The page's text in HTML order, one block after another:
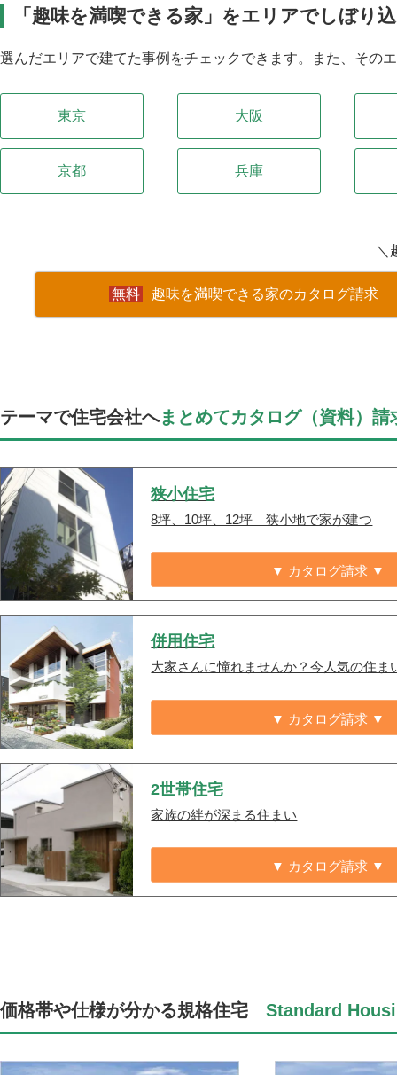
「趣味を満喫できる家」をエリアでしぼり
選んだエリアで建てた事例をチェックできます。また、その
東京 大阪
京都 兵庫
＼
趣味を満喫できる家のカタログ請求
テーマで住宅会社へまとめてカタログ（資料）請
狭小住宅
8坪、10坪、12坪 狭小地で家が建つ
▼ カタログ請求 ▼
併用住宅
大家さんに憧れませんか？今人気の住ま
▼ カタログ請求 ▼
2世帯住宅
家族の絆が深まる住まい
▼ カタログ請求 ▼
価格帯や仕様が分かる規格住宅 Standard